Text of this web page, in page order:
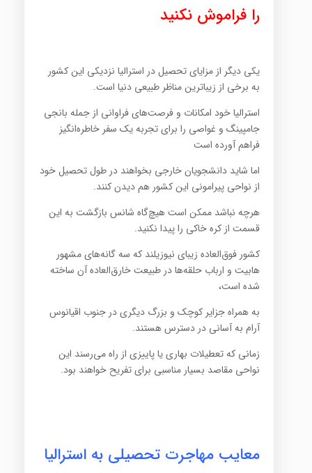
را فراموش نکنید
یکی دیگر از مزایای تحصیل در استرالیا نزدیکی این کشور
به برخی از زیباترین مناظر طبیعی دنیا است.
استرالیا خود امکانات و فرصت‌های فراوانی از جمله بانجی
جامپینگ و غواصی را برای تجربه یک سفر خاطره‌انگیز
فراهم آورده است
اما شاید دانشجویان خارجی بخواهند در طول تحصیل خود
از نواحی پیرامونی این کشور هم دیدن کنند.
هرچه نباشد ممکن است هیچ‌گاه شانس بازگشت به این
قسمت از کره خاکی را پیدا نکنید.
کشور فوق‌العاده زیبای نیوزیلند که سه گانه‌های مشهور
هابیت و ارباب حلقه‌ها در طبیعت خارق‌العاده آن ساخته
شده است،
به همراه جزایر کوچک و بزرگ دیگری در جنوب اقیانوس
آرام به آسانی در دسترس هستند.
زمانی که تعطیلات بهاری یا پاییزی از راه می‌رسند این
نواحی مقاصد بسیار مناسبی برای تفریح خواهند بود.
معایب مهاجرت تحصیلی به استرالیا